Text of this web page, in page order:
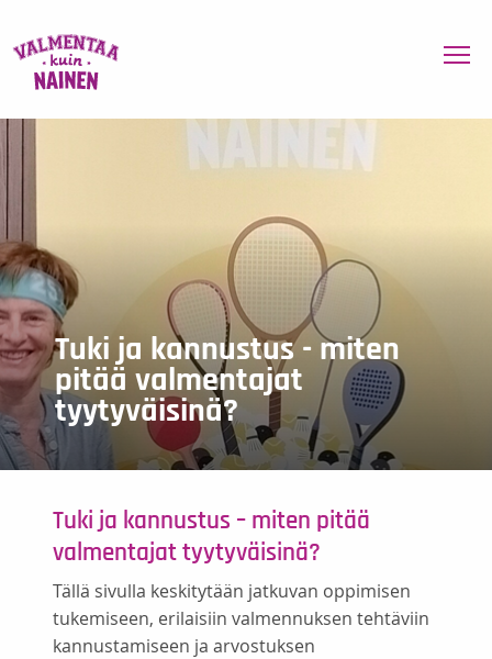
Tuki ja kannustus - miten
pitää valmentajat
tyytyväisinä?
Tuki ja kannustus – miten pitää
valmentajat tyytyväisinä?
Tällä sivulla keskitytään jatkuvan oppimisen
tukemiseen, erilaisiin valmennuksen tehtäviin
kannustamiseen ja arvostuksen